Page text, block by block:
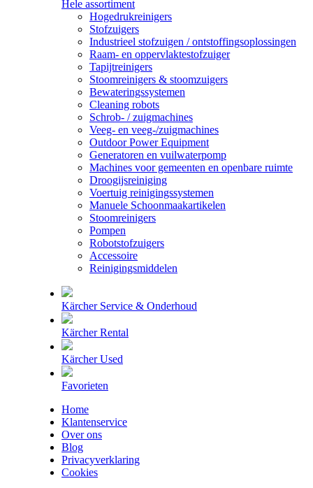
Hele assortiment
Hogedrukreinigers
Stofzuigers
Industrieel stofzuigen / ontstoffingsoplossingen
Raam- en oppervlaktestofzuiger
Tapijtreinigers
Stoomreinigers & stoomzuigers
Bewateringssystemen
Cleaning robots
Schrob- / zuigmachines
Veeg- en veeg-/zuigmachines
Outdoor Power Equipment
Generatoren en vuilwaterpomp
Machines voor gemeenten en openbare ruimte
Droogijsreiniging
Voertuig reinigingssystemen
Manuele Schoonmaakartikelen
Stoomreinigers
Pompen
Robotstofzuigers
Accessoire
Reinigingsmiddelen
Kärcher Service & Onderhoud
Kärcher Rental
Kärcher Used
Favorieten
Home
Klantenservice
Over ons
Blog
Privacyverklaring
Cookies